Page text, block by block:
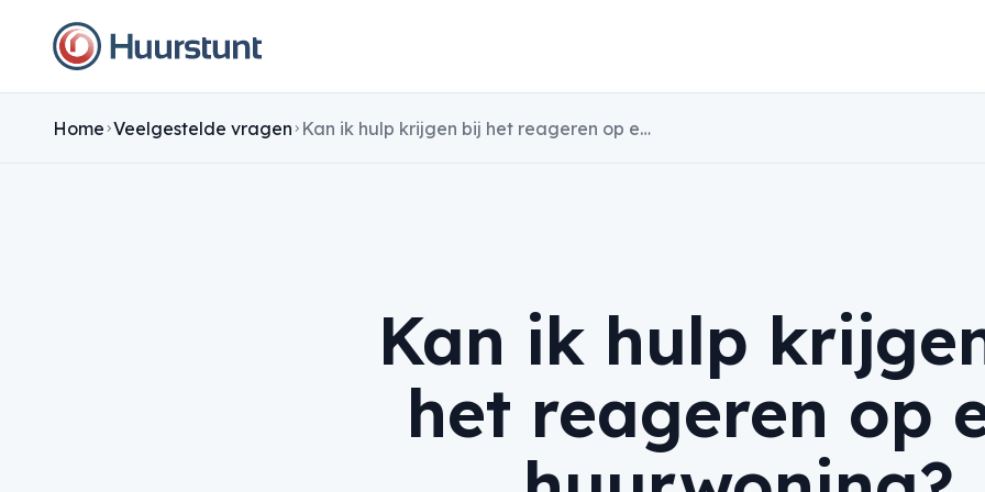
Home Veelgestelde vragen Kan ik hulp krijgen bij het reageren op een huurwoning?
Kan ik hulp
het reageren op